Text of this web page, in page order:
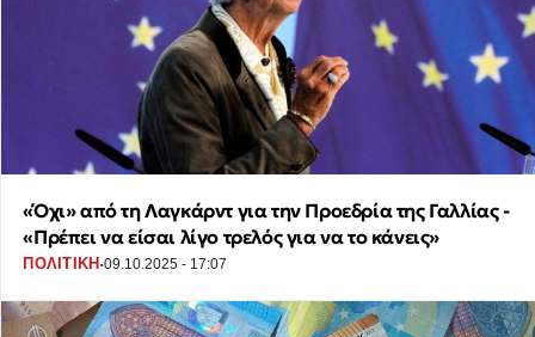
«Όχι» από τη Λαγκάρντ για την Προεδρία της Γαλλίας -
«Πρέπει να είσαι λίγο τρελός για να το κάνεις»
ΠΟΛΙΤΙΚΗ ·09.10.2025 - 17:07